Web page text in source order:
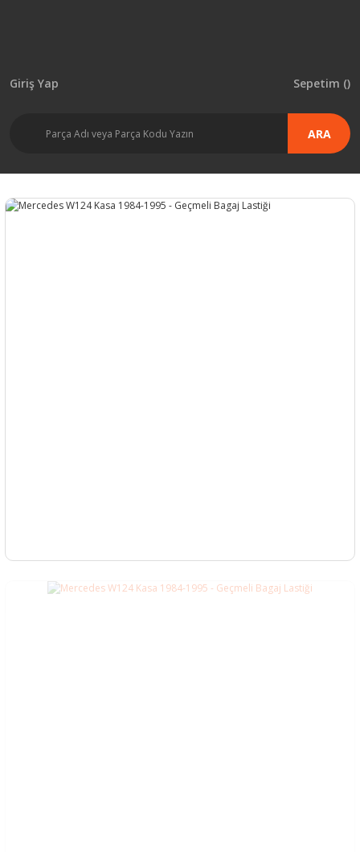
ARA
Giriş Yap Sepetim ()